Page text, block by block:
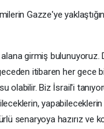
Gazze'ye
alana girmiş bulunuyoruz.
itibaren her gece
olabilir. Biz İsrail'i
senaryoya hazırız ve